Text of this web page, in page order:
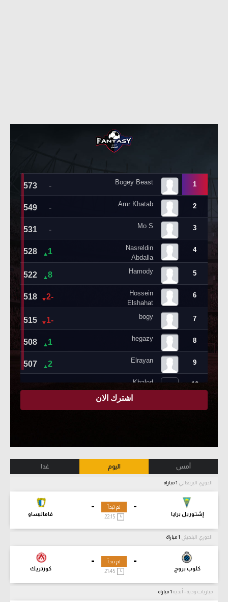
أمس اليوم غدا
الدوري البرتغالي
-
إشتوريل برايا
-
فاماليساو
لم تبدأ
22:15
الدوري البلجيكي
-
كلوب بروج
-
كورتريك
لم تبدأ
21:45
مباريات ودية - أندية